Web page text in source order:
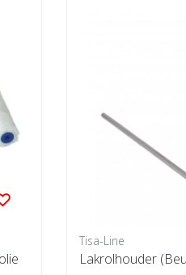
Tisa-Line
Lakrolhouder